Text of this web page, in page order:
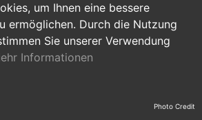
um Ihnen eine bessere
ermöglichen. Durch die Nutzung
Sie unserer Verwendung
Informationen
Assistenz, Sekretariat
und Nebenjobs
duale Ausbildung Photo Credit